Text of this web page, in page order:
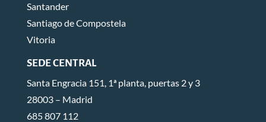
Santander
Santiago de Compostela
Vitoria
SEDE CENTRAL
Santa Engracia 151, 1ª planta, puertas 2 y 3
28003 – Madrid
685 807 112